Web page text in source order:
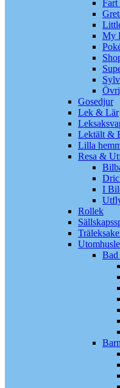
Fart
My
Gosedjur
Lek & Lär
Lektält &
Lilla
Resa &
I
Rollek